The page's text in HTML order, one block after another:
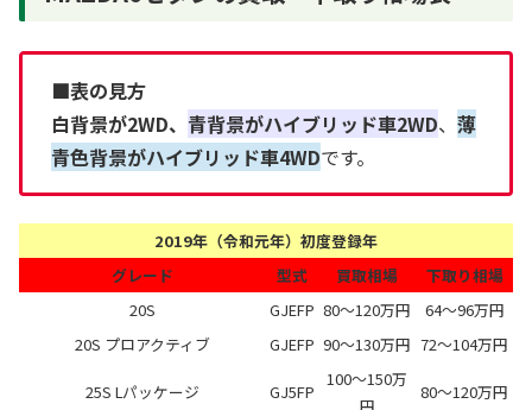
■表の見方
白背景が2WD、 青背景がハイブリッド車2WD、 薄
青色背景がハイブリッド車4WDです。
2019年（令和元年）初度登録年
グレード
型式 買取相場
下取り相場
20S
GJEFP 80～120万円
64～96万円
20S プロアクティブ
GJEFP 90～130万円 72～104万円
25S Lパッケージ GJ5FP
100～150万
円
80～120万円